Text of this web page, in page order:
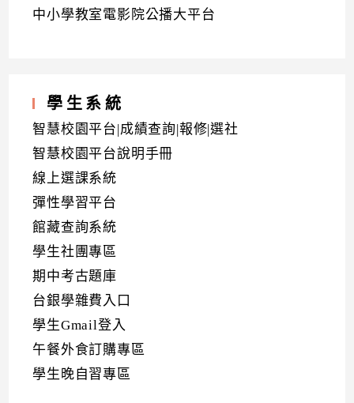
中小學教室電影院公播大平台
學生系統
智慧校園平台|成績查詢|報修|選社
智慧校園平台說明手冊
線上選課系統
彈性學習平台
館藏查詢系統
學生社團專區
期中考古題庫
台銀學雜費入口
學生Gmail登入
午餐外食訂購專區
學生晚自習專區